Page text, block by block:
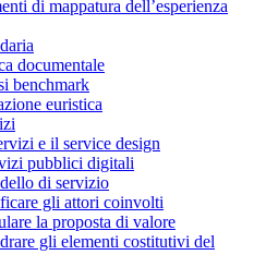
di mappatura dell’esperienza
documentale
benchmark
euristica
e il service design
pubblici digitali
di servizio
gli attori coinvolti
la proposta di valore
gli elementi costitutivi del